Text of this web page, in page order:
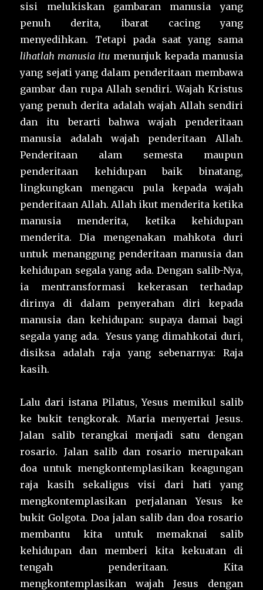
sisi melukiskan gambaran manusia yang
penuh derita, ibarat cacing yang
menyedihkan. Tetapi pada saat yang sama
lihatlah manusia itu menunjuk kepada manusia
yang sejati yang dalam penderitaan membawa
gambar dan rupa Allah sendiri. Wajah Kristus
yang penuh derita adalah wajah Allah sendiri
dan itu berarti bahwa wajah penderitaan
manusia adalah wajah penderitaan Allah.
Penderitaan alam semesta maupun
penderitaan kehidupan baik binatang,
lingkungkan mengacu pula kepada wajah
penderitaan Allah. Allah ikut menderita ketika
manusia menderita, ketika kehidupan
menderita. Dia mengenakan mahkota duri
untuk menanggung penderitaan manusia dan
kehidupan segala yang ada. Dengan salib-Nya,
ia mentransformasi kekerasan terhadap
dirinya di dalam penyerahan diri kepada
manusia dan kehidupan: supaya damai bagi
segala yang ada. Yesus yang dimahkotai duri,
disiksa adalah raja yang sebenarnya: Raja
kasih.
Lalu dari istana Pilatus, Yesus memikul salib
ke bukit tengkorak. Maria menyertai Jesus.
Jalan salib terangkai menjadi satu dengan
rosario. Jalan salib dan rosario merupakan
doa untuk mengkontemplasikan keagungan
raja kasih sekaligus visi dari hati yang
mengkontemplasikan perjalanan Yesus ke
bukit Golgota. Doa jalan salib dan doa rosario
membantu kita untuk memaknai salib
kehidupan dan memberi kita kekuatan di
tengah penderitaan. Kita
mengkontemplasikan wajah Jesus dengan